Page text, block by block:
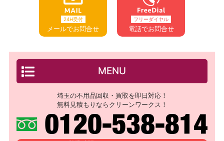
24H受付
メールでお問合せ
フリーダイヤル
電話でお問合せ
MENU
埼玉の不用品回収・買取を即日対応！
無料見積もりならクリーンワークス！